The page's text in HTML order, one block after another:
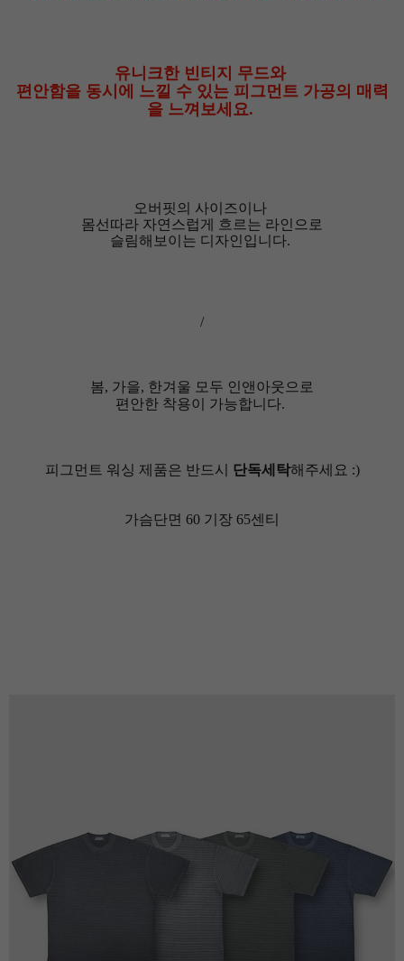
유니크한 빈티지 무드와
편안함을 동시에 느낄 수 있는 피그먼트 가공의 매력
을 느껴보세요.
오버핏의 사이즈이나
몸선따라 자연스럽게 흐르는 라인으로
슬림해보이는 디자인입니다.
/
봄, 가을, 한겨울 모두 인앤아웃으로
편안한 착용이 가능합니다.
피그먼트 워싱 제품은 반드시 단독세탁해주세요 :)
가슴단면 60 기장 65센티